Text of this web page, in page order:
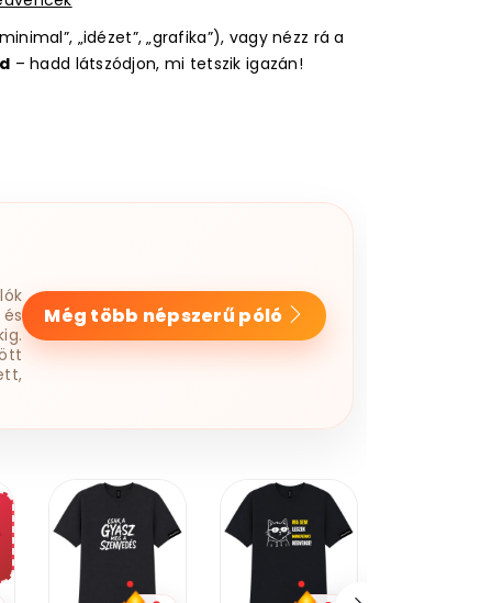
„idézet”, „grafika”), vagy nézz rá a
– hadd látszódjon, mi tetszik igazán!
Még több népszerű póló